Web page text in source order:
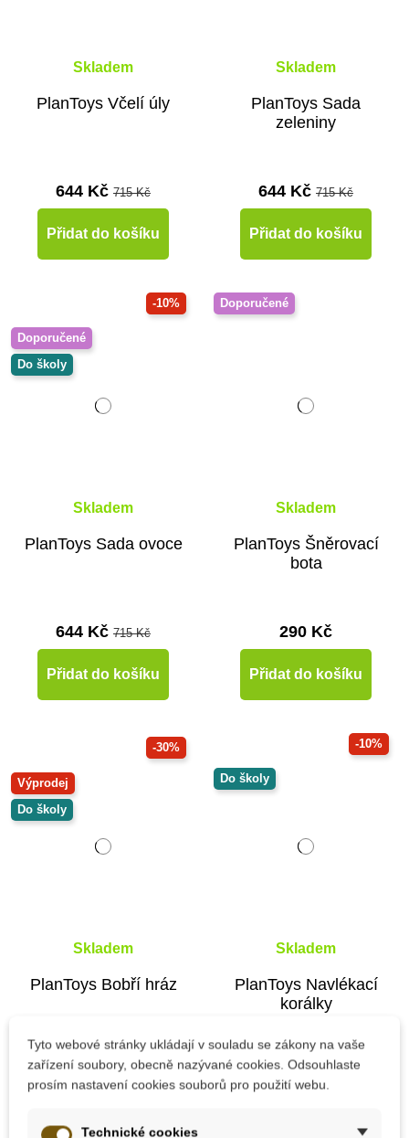
Skladem
PlanToys Včelí úly
644 Kč 715 Kč
Přidat do košíku
Skladem
PlanToys Sada
zeleniny
644 Kč 715 Kč
Přidat do košíku
-10%
Doporučené
Do školy
Skladem
PlanToys Sada ovoce
644 Kč 715 Kč
Přidat do košíku
Doporučené
Skladem
PlanToys Šněrovací
bota
290 Kč
Přidat do košíku
-30%
Výprodej
Do školy
Skladem
PlanToys Bobří hráz
718 Kč1 025 Kč
-10%
Do školy
Skladem
PlanToys Navlékací
korálky
644 Kč715 Kč
Tyto webové stránky ukládají v souladu se zákony na vaše
zařízení soubory, obecně nazývané cookies. Odsouhlaste
prosím nastavení cookies souborů pro použití webu.
Technické cookies